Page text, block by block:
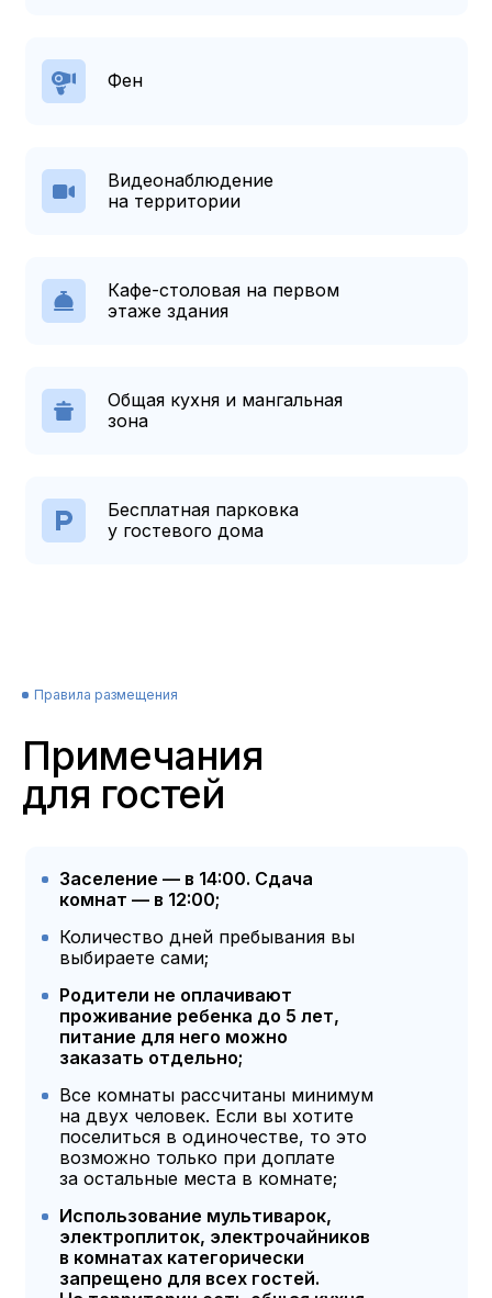
Бесплатная парковка
у гостевого дома
Фен
Кафе-столовая на первом
этаже здания
Видеонаблюдение
на территории
Общая кухня и мангальная
зона
Примечания
для гостей
Правила размещения
Все комнаты рассчитаны минимум
на двух человек. Если вы хотите
поселиться в одиночестве, то это
возможно только при доплате
за остальные места в комнате;
Количество дней пребывания вы
выбираете сами;
Использование мультиварок,
электроплиток, электрочайников
в комнатах категорически
запрещено для всех гостей.
Родители не оплачивают
проживание ребенка до 5 лет,
питание для него можно
заказать отдельно;
Заселение — в 14:00. Сдача
комнат — в 12:00;